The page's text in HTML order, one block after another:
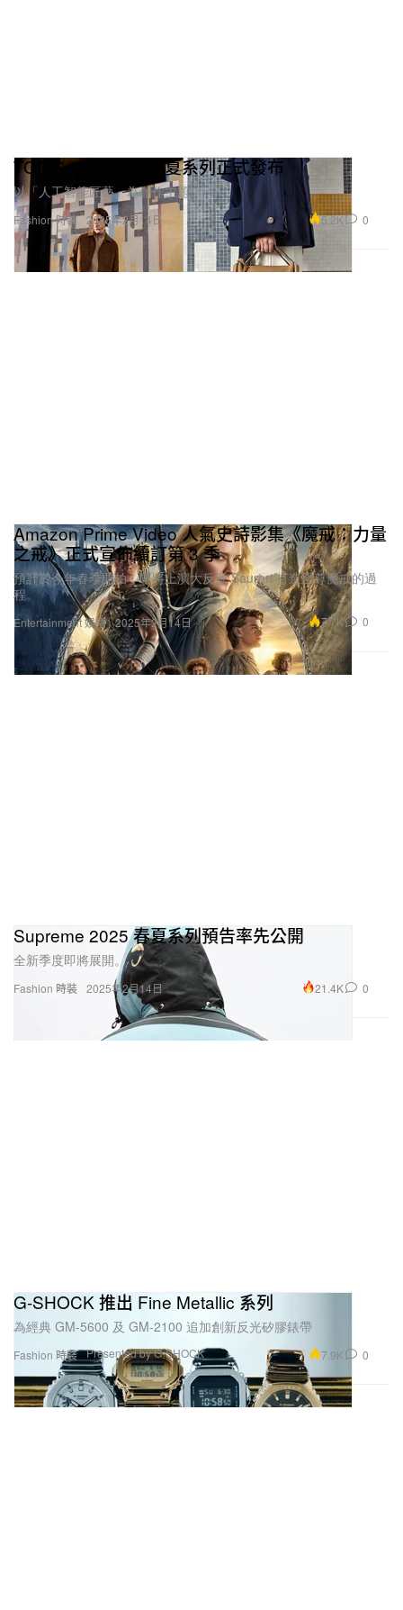
Fashion 時裝
TOD’S 2025 最新春夏系列正式發布
以「人工智能匠藝」為創作主題。
2025年2月14日 5.2K 0
Entertainment 娛樂
Amazon Prime Video 人氣史詩影集《魔戒：力量
之戒》正式宣佈續訂第 3 季
預計於今年春季開拍，即將上演大反派 Sauron 打造至尊魔戒的過
程。
2025年2月14日 7.7K 0
Fashion 時裝
Supreme 2025 春夏系列預告率先公開
全新季度即將展開。
2025年2月14日 21.4K 0
Fashion 時裝
G-SHOCK 推出 Fine Metallic 系列
為經典 GM-5600 及 GM-2100 追加創新反光矽膠錶帶
Presented by G-SHOCK 7.9K 0